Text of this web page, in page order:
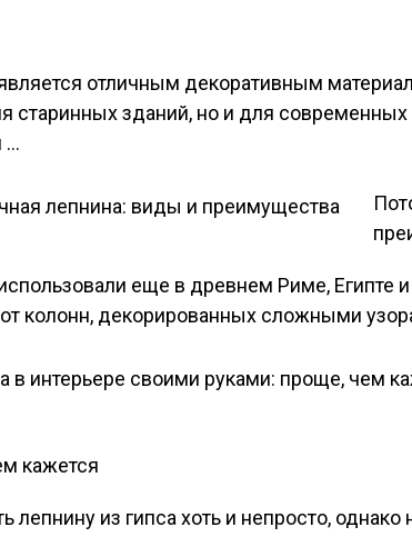
отличным декоративным
старинных зданий, но и для современных
…
еще в древнем Риме, Египте
от колонн, декорированных сложными
кажется
лепнину из гипса хоть и непросто, однако